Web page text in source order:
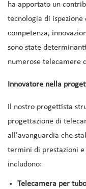
ha apportato un
tecnologia di
competenza,
sono state
numerose telecamere
Innovatore nella
Il nostro progettista
progettazione di
all'avanguardia che
termini di prestazioni
includono:
Telecamera per